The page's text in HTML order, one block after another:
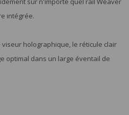
intégrée.
holographique, le réticule clair
optimal dans un large éventail de